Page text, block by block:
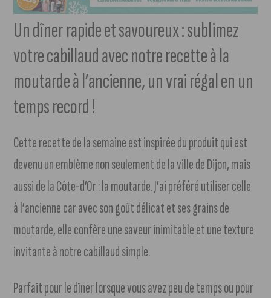
Un dîner rapide et savoureux : sublimez
votre cabillaud avec notre recette à la
moutarde à l’ancienne, un vrai régal en un
temps record !
Cette recette de la semaine est inspirée du produit qui est
devenu un emblème non seulement de la ville de Dijon, mais
aussi de la Côte-d’Or : la moutarde. J’ai préféré utiliser celle
à l’ancienne car avec son goût délicat et ses grains de
moutarde, elle confère une saveur inimitable et une texture
invitante à notre cabillaud simple.
Parfait pour le dîner lorsque vous avez peu de temps ou pour